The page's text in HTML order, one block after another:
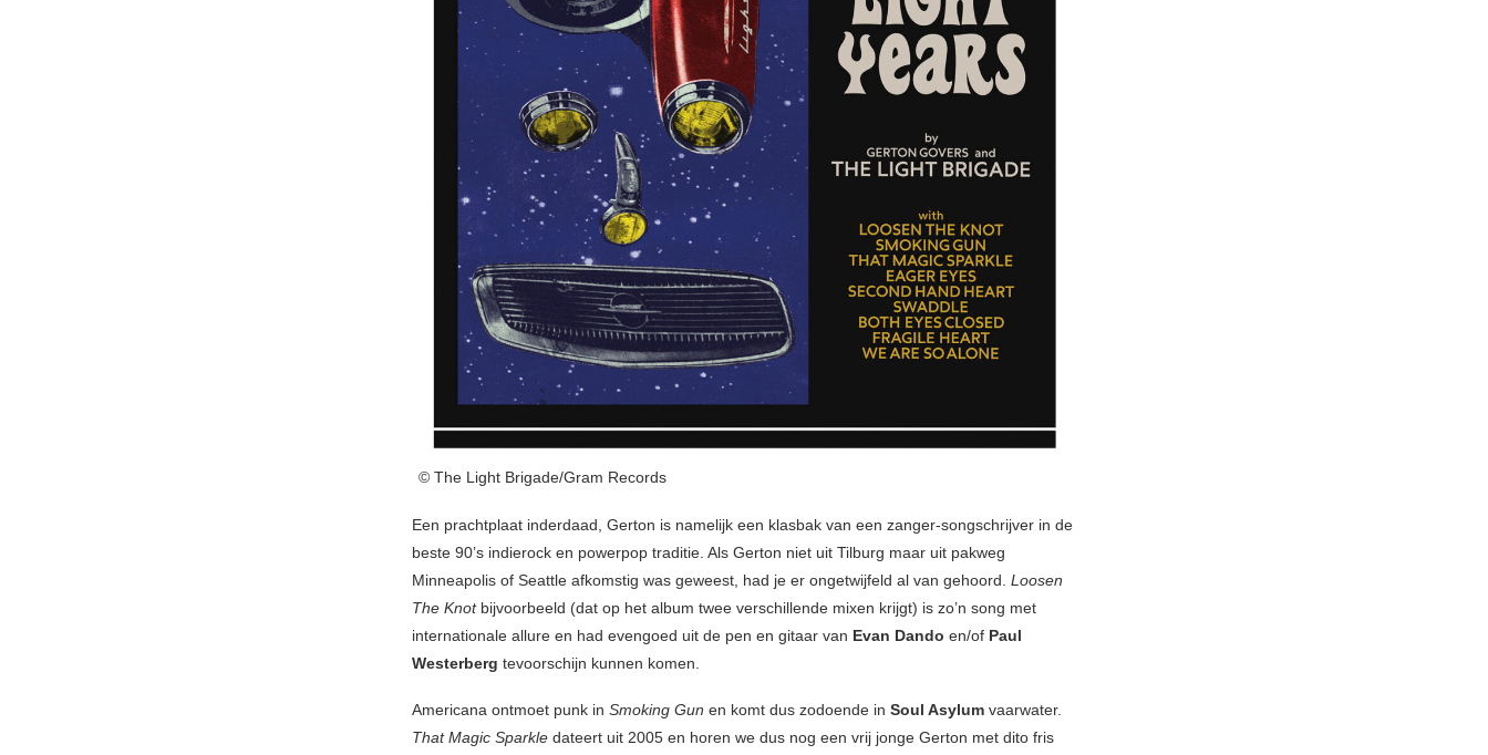
© The Light Brigade/Gram Records
Een prachtplaat inderdaad, Gerton is namelijk een klasbak van een zanger-songschrijver in de
beste 90’s indierock en powerpop traditie. Als Gerton niet uit Tilburg maar uit pakweg
Minneapolis of Seattle afkomstig was geweest, had je er ongetwijfeld al van gehoord. Loosen
The Knotbijvoorbeeld (dat op het album twee verschillende mixen krijgt) is zo’n song met
internationale allure en had evengoed uit de pen en gitaar van Evan Dando en/of Paul
Westerberg tevoorschijn kunnen komen.
Americana ontmoet punk in Smoking Gun en komt dus zodoende in Soul Asylum vaarwater.
That Magic Sparkle dateert uit 2005 en horen we dus nog een vrij jonge Gerton met dito fris